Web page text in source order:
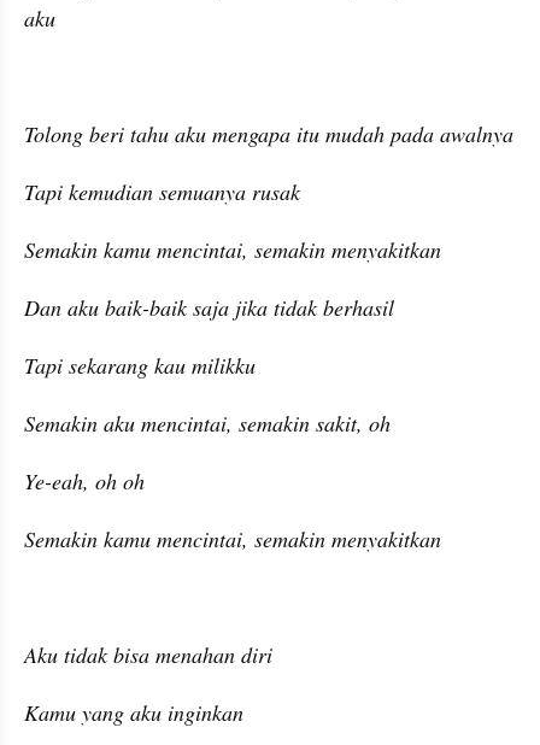
aku
Tolong beri tahu aku mengapa itu mudah pada awalnya
Tapi kemudian semuanya rusak
Semakin kamu mencintai, semakin menyakitkan
Dan aku baik-baik saja jika tidak berhasil
Tapi sekarang kau milikku
Semakin aku mencintai, semakin sakit, oh
Ye-eah, oh oh
Semakin kamu mencintai, semakin menyakitkan
Aku tidak bisa menahan diri
Kamu yang aku inginkan